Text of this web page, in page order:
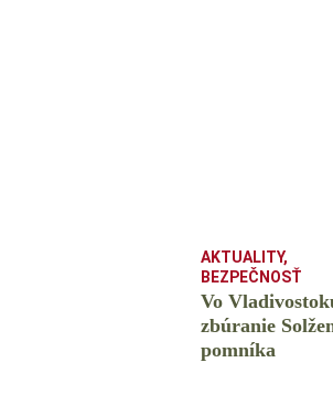
AKTUALITY,
BEZPEČNOSŤ
Vo
zbúranie
pomníka